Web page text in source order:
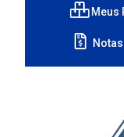
Meus